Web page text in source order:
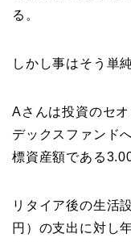
る。
しかし事はそう単
Aさんは投資のセ
デックスファンド
標資産額である
リタイア後の生活
円）の支出に対し